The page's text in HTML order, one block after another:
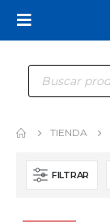
Búsqueda
de
productos
TIENDA
FILTRAR